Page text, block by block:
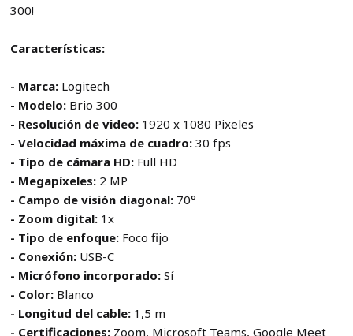
300!
Características:
- Marca:Logitech
- Modelo:Brio 300
- Resolución de video:1920 x 1080 Pixeles
- Velocidad máxima de cuadro:30 fps
- Tipo de cámara HD:Full HD
- Megapíxeles:2 MP
- Campo de visión diagonal:70°
- Zoom digital:1x
- Tipo de enfoque:Foco fijo
- Conexión:USB-C
- Micrófono incorporado:Sí
- Color:Blanco
- Longitud del cable:1,5 m
- Certificaciones:Zoom, Microsoft Teams, Google Meet